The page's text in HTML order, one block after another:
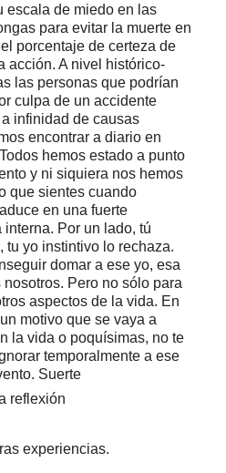
escala de miedo en las
para evitar la muerte en
porcentaje de certeza de
acción. A nivel histórico-
las personas que podrían
culpa de un accidente
infinidad de causas
encontrar a diario en
hemos estado a punto
y ni siquiera nos hemos
que sientes cuando
en una fuerte
Por un lado, tú
tu yo instintivo lo rechaza.
domar a ese yo, esa
Pero no sólo para
aspectos de la vida. En
motivo que se vaya a
la vida o poquísimas, no te
temporalmente a ese
Suerte
reflexión
experiencias.